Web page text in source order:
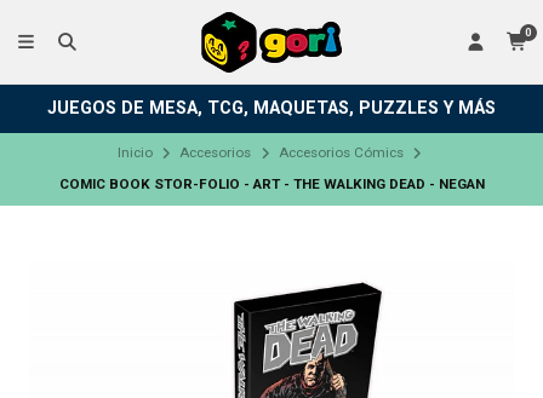
0
JUEGOS DE MESA, TCG, MAQUETAS, PUZZLES Y MÁS
Inicio Accesorios
Accesorios Cómics
COMIC BOOK STOR-FOLIO - ART - THE WALKING DEAD - NEGAN